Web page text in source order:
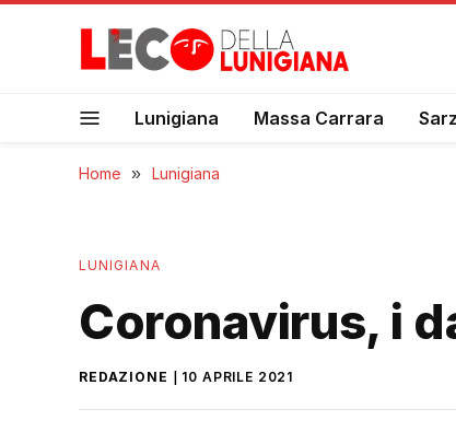
Lunigiana Massa Carrara
Home » Lunigiana
LUNIGIANA
Coronavirus, i
REDAZIONE 10 APRILE 2021